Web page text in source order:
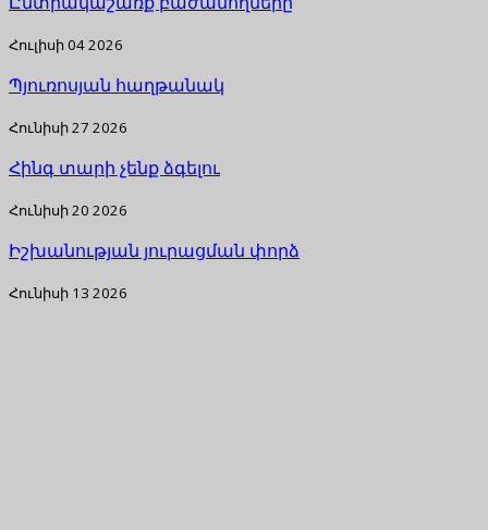
Հուլիսի 04 2026
Պյուռոսյան հաղթանակ
Հունիսի 27 2026
Հինգ տարի չենք ձգելու
Հունիսի 20 2026
Իշխանության յուրացման փորձ
Հունիսի 13 2026